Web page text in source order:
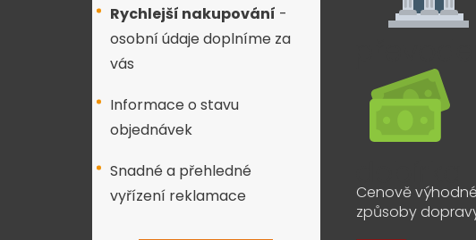
Rychlejší nakupování -
osobní údaje doplníme za
vás
Informace o stavu
objednávek
Snadné a přehledné
vyřízení reklamace
Cenově výhodné
způsoby